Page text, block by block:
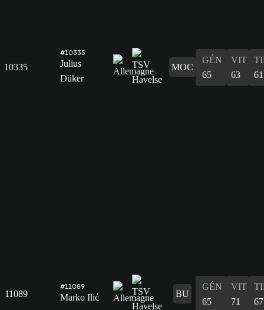
10335
#10335
Julius
Düker
MOC
GÉN
65
VIT
63
61
11089
#11089
Marko Ilić BU
GÉN
65
VIT
71
67